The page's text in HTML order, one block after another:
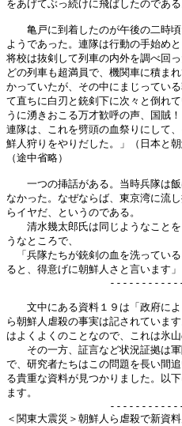
をあげてぶっ続けに飛ばしたのである
亀戸に到着したのが午後の二時頃
ようであった。連隊は行動の手始め
将校は抜剣して列車の内外を調べ回っ
どの列車も超満員で、機関車に積ま
かっていたが、その中にまじってい
て直ちに白刃と銃剣下に次々と倒れ
うに湧きおこる万才歓呼の声、国賊
連隊は、これを劈頭の血祭りにして
鮮人狩りをやりだした。」（日本と
（途中省略）
一つの挿話がある。当時兵隊は飯
なかった。なぜならば、東京湾に流
らイヤだ、というのである。
清水幾太郎氏は同じようなことを
うなところで、
「兵隊たちが銃剣の血を洗ってい
ると、得意げに朝鮮人さと言います」
文中にある資料１９は「政府によ
ら朝鮮人虐殺の事実は記されていま
はよくよくのことなので、これは氷
その一方、証言など状況証拠は軍
で、研究者たちはこの問題を長い間
る貴重な資料が見つかりました。以
ます。
＜関東大震災＞朝鮮人ら虐殺で新資